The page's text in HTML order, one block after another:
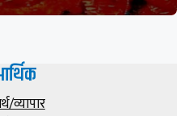
व्यापार